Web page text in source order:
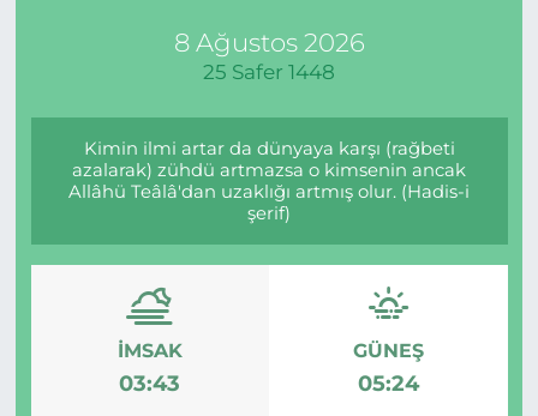
8 Ağustos 2026
25 Safer 1448
Kimin ilmi artar da dünyaya karşı (rağbeti
azalarak) zühdü artmazsa o kimsenin ancak
Allâhü Teâlâ'dan uzaklığı artmış olur. (Hadis-i
şerif)
İMSAK
03:43
GÜNEŞ
05:24